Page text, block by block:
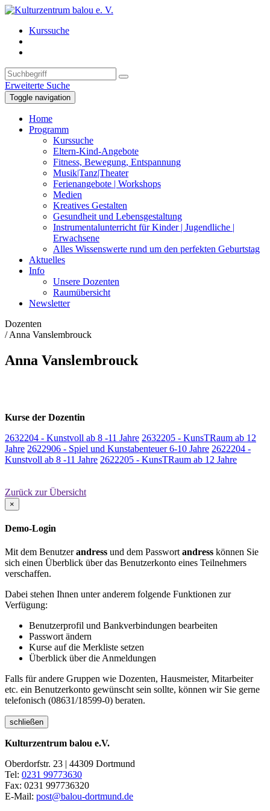
Kurssuche
Erweiterte Suche
Toggle navigation
Home
Programm
Kurssuche
Eltern-Kind-Angebote
Fitness, Bewegung, Entspannung
Musik|Tanz|Theater
Ferienangebote | Workshops
Medien
Kreatives Gestalten
Gesundheit und Lebensgestaltung
Instrumentalunterricht für Kinder | Jugendliche |
Erwachsene
Alles Wissenswerte rund um den perfekten Geburtstag
Aktuelles
Info
Unsere Dozenten
Raumübersicht
Newsletter
Dozenten
/Anna Vanslembrouck
Anna Vanslembrouck
Kurse der Dozentin
2632204 - Kunstvoll ab 8 -11 Jahre 2632205 - KunsTRaum ab 12
Jahre 2622906 - Spiel und Kunstabenteuer 6-10 Jahre 2622204 -
Kunstvoll ab 8 -11 Jahre 2622205 - KunsTRaum ab 12 Jahre
Zurück zur Übersicht
×
Demo-Login
Mit dem Benutzerandress und dem Passwort andress können Sie
sich einen Überblick über das Benutzerkonto eines Teilnehmers
verschaffen.
Dabei stehen Ihnen unter anderem folgende Funktionen zur
Verfügung:
Benutzerprofil und Bankverbindungen bearbeiten
Passwort ändern
Kurse auf die Merkliste setzen
Überblick über die Anmeldungen
Falls für andere Gruppen wie Dozenten, Hausmeister, Mitarbeiter
etc. ein Benutzerkonto gewünscht sein sollte, können wir Sie gerne
telefonisch (08631/18599-0) beraten.
schließen
Kulturzentrum balou e.V.
Oberdorfstr. 23 | 44309 Dortmund
Tel: 0231 99773630
Fax: 0231 997736320
E-Mail: post@balou-dortmund.de